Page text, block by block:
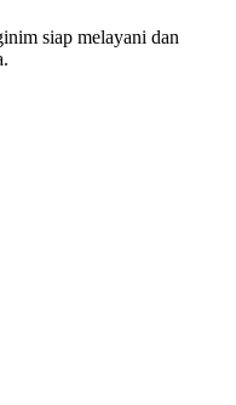
siap melayani dan